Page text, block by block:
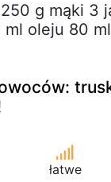
g mąki 3
oleju 80
łatwe